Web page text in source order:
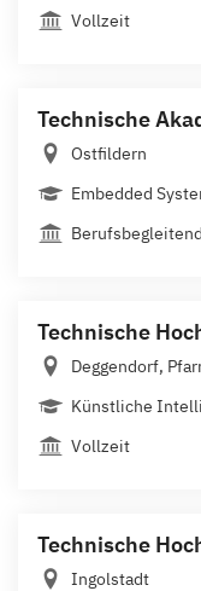
Vollzeit
Technische
Ostfildern
Embedded
Technische
Deggendorf,
Künstliche
Vollzeit
Technische
Ingolstadt